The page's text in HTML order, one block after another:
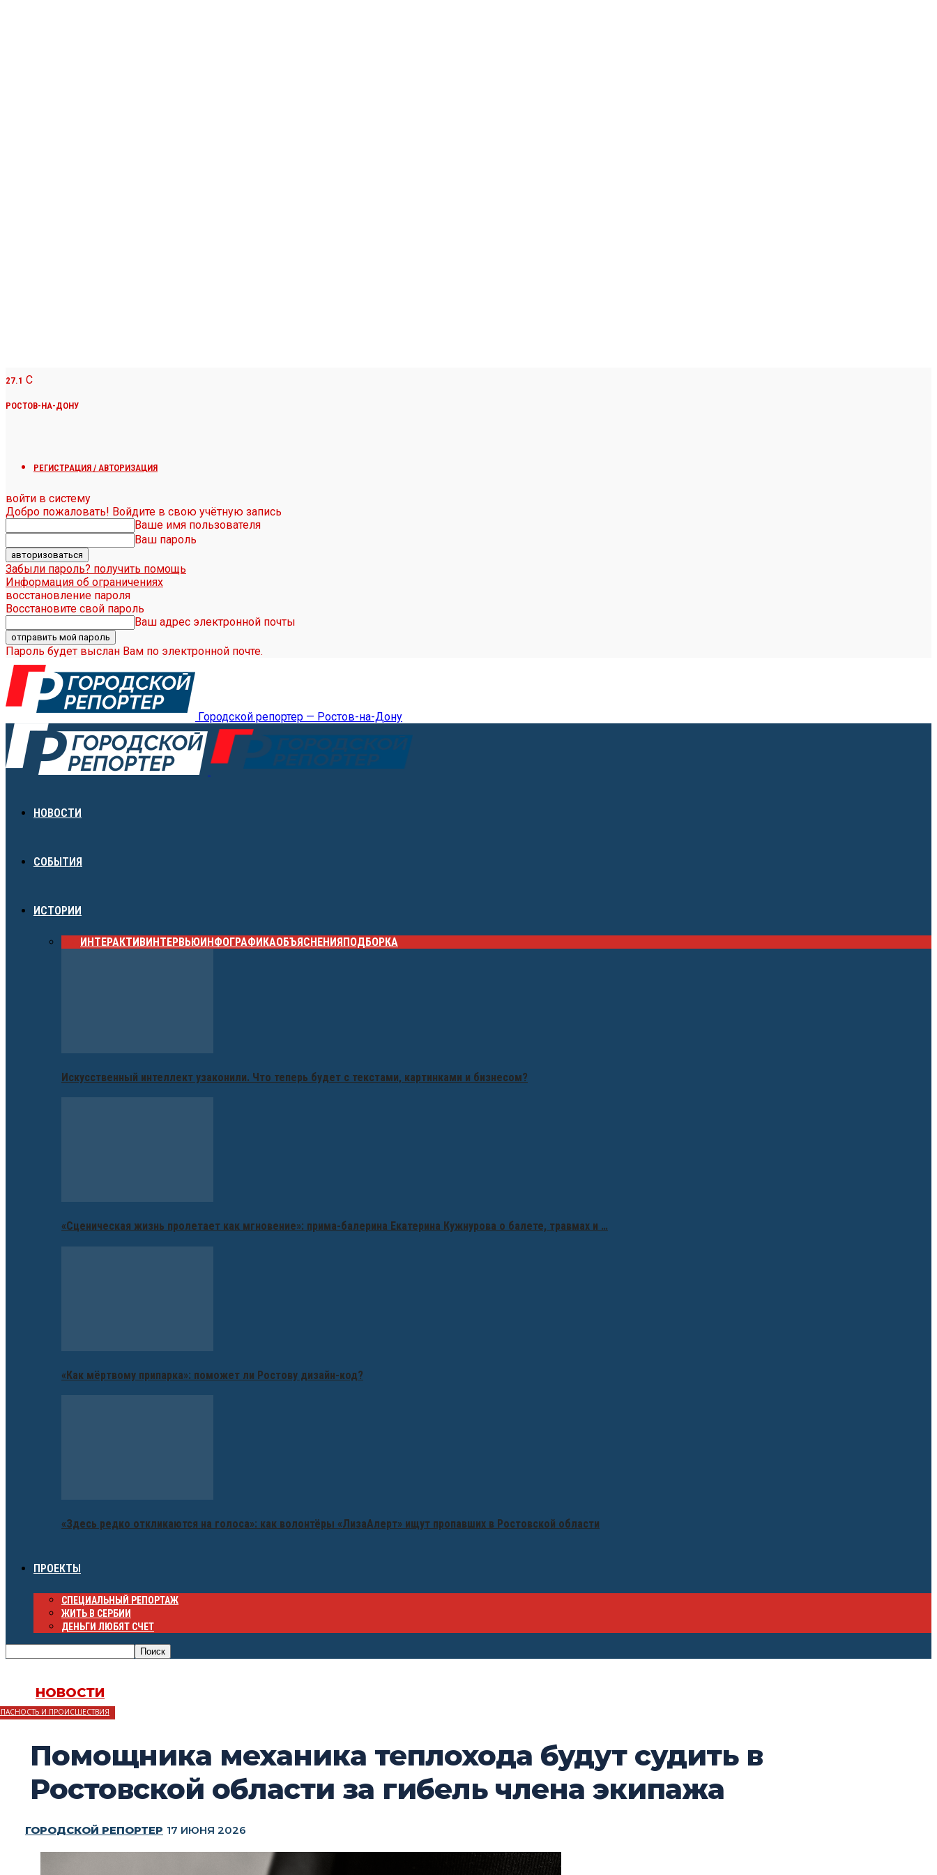
27.1 C
РОСТОВ-НА-ДОНУ
РЕГИСТРАЦИЯ / АВТОРИЗАЦИЯ
войти в систему
Добро пожаловать! Войдите в свою учётную запись
Ваше имя пользователя
Ваш пароль
Забыли пароль? получить помощь
Информация об ограничениях
восстановление пароля
Восстановите свой пароль
Ваш адрес электронной почты
Пароль будет выслан Вам по электронной почте.
Городской репортер — Ростов-на-Дону
НОВОСТИ
СОБЫТИЯ
ИСТОРИИ
ИНТЕРАКТИВИНТЕРВЬЮИНФОГРАФИКАОБЪЯСНЕНИЯПОДБОРКА
Искусственный интеллект узаконили. Что теперь будет с текстами, картинками и бизнесом?
«Сценическая жизнь пролетает как мгновение»: прима-балерина Екатерина Кужнурова о балете, травмах и …
«Как мёртвому припарка»: поможет ли Ростову дизайн-код?
«Здесь редко откликаются на голоса»: как волонтёры «ЛизаАлерт» ищут пропавших в Ростовской области
ПРОЕКТЫ
СПЕЦИАЛЬНЫЙ РЕПОРТАЖ
ЖИТЬ В СЕРБИИ
ДЕНЬГИ ЛЮБЯТ СЧЕТ
НОВОСТИ
И ПРОИСШЕСТВИЯ
Помощника механика теплохода будут судить в
Ростовской области за гибель члена экипажа
ГОРОДСКОЙ РЕПОРТЕР 17 ИЮНЯ 2026